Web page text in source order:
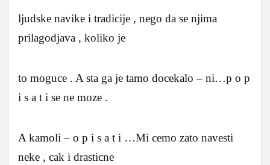
ljudske navike i tradicije , nego da se njima
prilagodjava , koliko je
to moguce . A sta ga je tamo docekalo – ni…p o p
i s a t i se ne moze .
A kamoli – o p i s a t i …Mi cemo zato navesti
neke , cak i drasticne